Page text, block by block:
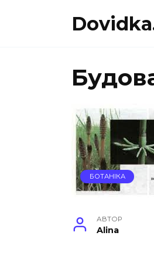
БОТАНІКА
АВТОР
Alina